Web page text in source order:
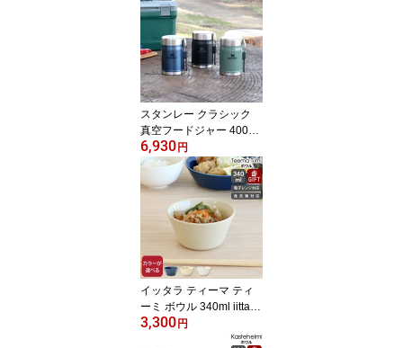
ント お中元 贈り物 ギフ
トセット 食器セット】
【iittala イッタラ】【食
器 カトラリー】【ギフ
ト】
スタンレー クラシック
真空フードジャー 400ml
STANLEY Legendary Fo
od Jar+Spork 【スタンレ
イ Stanley 保温 保冷 フ
ードジャー】【アウトド
6,930 円
イッタラ ティーマ ティ
ーミ ボウル 340ml iittala
Teema Tiimi 【耐熱 電子
レンジ対応 ギフト 結婚
3,300 円